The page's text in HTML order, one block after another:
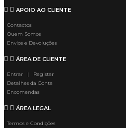
APOIO AO CLIENTE
Contactos
Quem Somos
Envios e Devoluções
ÁREA DE CLIENTE
Entrar | Registar
Detalhes da Conta
Encomendas
ÁREA LEGAL
Termos e Condições